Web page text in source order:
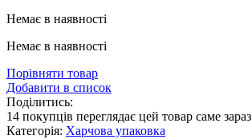
Немає в наявності
Немає в наявності
Порівняти товар
Добавити в список
Поділитись:
14 покупців переглядає цей товар саме зараз
Категорія: Харчова упаковка